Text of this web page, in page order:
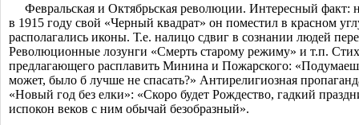
Февральская и Октябрьская революции. Интересный факт:
в 1915 году свой «Черный квадрат» он поместил в красном
располагались иконы. Т.е. налицо сдвиг в сознании людей
Революционные лозунги «Смерть старому режиму» и т.п.
предлагающего расплавить Минина и Пожарского:
может, было б лучше не спасать?» Антирелигиозная
«Новый год без елки»: «Скоро будет Рождество, гадкий
испокон веков с ним обычай безобразный».